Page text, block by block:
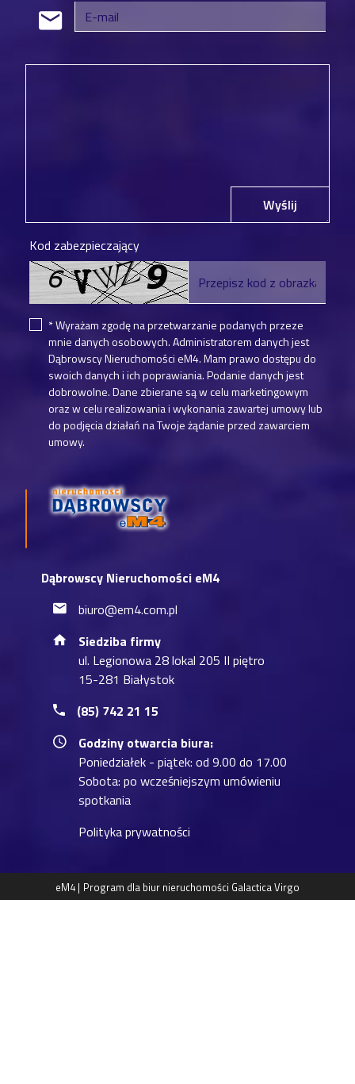
Dąbrowscy Nieruchomości eM4
biuro@em4.com.pl
Siedziba firmy
ul. Legionowa 28 lokal 205 II piętro
15-281 Białystok
(85) 742 21 15
Godziny otwarcia biura:
Poniedziałek - piątek: od 9.00 do 17.00
Sobota: po wcześniejszym umówieniu
spotkania
Polityka prywatności
Wyślij
Kod zabezpieczający
* Wyrażam zgodę na przetwarzanie podanych przeze
mnie danych osobowych. Administratorem danych jest
Dąbrowscy Nieruchomości eM4. Mam prawo dostępu do
swoich danych i ich poprawiania. Podanie danych jest
dobrowolne. Dane zbierane są w celu marketingowym
oraz w celu realizowania i wykonania zawartej umowy lub
do podjęcia działań na Twoje żądanie przed zawarciem
umowy.
eM4 | Program dla biur nieruchomości Galactica Virgo